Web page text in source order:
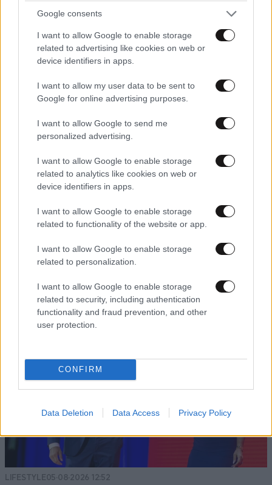
Google consents
I want to allow Google to enable storage
related to advertising like cookies on web or
device identifiers in apps.
I want to allow my user data to be sent to
Google for online advertising purposes.
I want to allow Google to send me
personalized advertising.
I want to allow Google to enable storage
related to analytics like cookies on web or
device identifiers in apps.
I want to allow Google to enable storage
related to functionality of the website or app.
I want to allow Google to enable storage
related to personalization.
I want to allow Google to enable storage
related to security, including authentication
functionality and fraud prevention, and other
user protection.
CONFIRM
Data Deletion Data Access Privacy Policy
Σαν σήμερα 6 Αυγούστου: Πεθαίνει η Ρίτα
Σακελλαρίου, η λαϊκή ντίβα που έκανε τη ζωή
LIFESTYLE05·08·2026 12:52